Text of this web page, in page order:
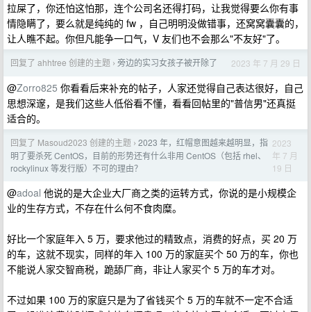
拉屎了，你还怕这怕那，连个公司名还得打码，让我觉得要么你有事
情隐瞒了，要么就是纯纯的 fw ，自己明明没做错事，还窝窝囊囊的，
让人瞧不起。你但凡能争一口气，V 友们也不会那么"不友好"了。
回复了 ahhtree 创建的主题 › 旁边的实习女孩子被开除了 2023 年 7 月 29 日
@Zorro825 你看看后来补充的帖子，人家还觉得自己表达很好，自己
思想深邃，是我们这些人低俗看不懂，看看回帖里的"普信男"还真挺
适合的。
回复了 Masoud2023 创建的主题 › 2023 年，红帽意图越来越明显，指
明了要杀死 CentOS，目前的形势还有什么非用 CentOS（包括 rhel、
rockylinux 等发行版）不可的理由？
2023
年 7 月
19 日
@adoal 他说的是大企业大厂商之类的运转方式，你说的是小规模企
业的生存方式，不存在什么何不食肉糜。
好比一个家庭年入 5 万，要求他过的精致点，消费的好点，买 20 万
的车，这就不现实，同样的年入 100 万的家庭买个 50 万的车，你也
不能说人家交智商税，跪舔厂商，非让人家买个 5 万的车才对。
不过如果 100 万的家庭只是为了省钱买个 5 万的车就不一定不合适